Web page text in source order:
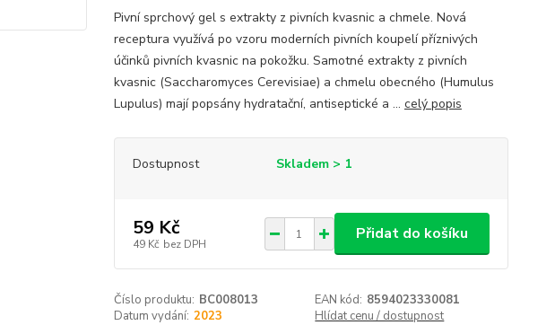
Pivní sprchový gel s extrakty z pivních kvasnic a chmele. Nová
receptura využívá po vzoru moderních pivních koupelí příznivých
účinků pivních kvasnic na pokožku. Samotné extrakty z pivních
kvasnic (Saccharomyces Cerevisiae) a chmelu obecného (Humulus
Lupulus) mají popsány hydratační, antiseptické a ... celý popis
Dostupnost Skladem > 1
59 Kč
49 Kč bez DPH
Přidat do košíku
Číslo produktu: BC008013 EAN kód: 8594023330081
Datum vydání: 2023 Hlídat cenu / dostupnost